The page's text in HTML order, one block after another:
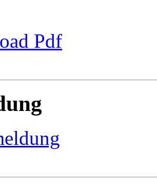
Pdf